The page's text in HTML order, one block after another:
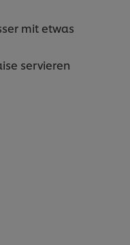
mit etwas
servieren